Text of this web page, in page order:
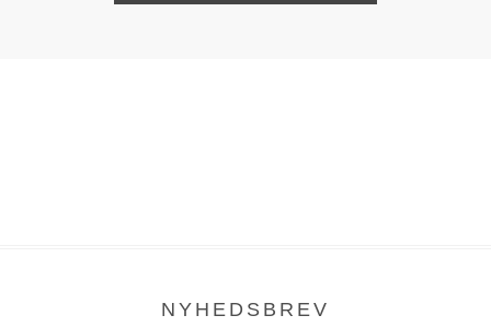
NYHEDSBREV